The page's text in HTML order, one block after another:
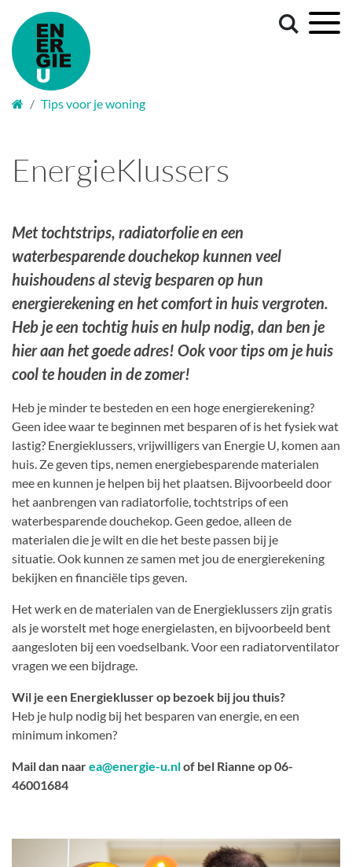
Welkom
Tips voor je woning
EnergieKlussers
Met tochtstrips, radiatorfolie en een
waterbesparende douchekop kunnen veel
huishoudens al stevig besparen op hun
energierekening en het comfort in huis vergroten.
Heb je een tochtig huis en hulp nodig, dan ben je
hier aan het goede adres! Ook voor tips om je huis
cool te houden in de zomer!
Heb je minder te besteden en een hoge energierekening?
Geen idee waar te beginnen met besparen of is het fysiek wat
lastig? Energieklussers, vrijwilligers van Energie U, komen aan
huis. Ze geven tips, nemen energiebesparende materialen
mee en kunnen je helpen bij het plaatsen. Bijvoorbeeld door
het aanbrengen van radiatorfolie, tochtstrips of een
waterbesparende douchekop. Geen gedoe, alleen de
materialen die je wilt en die het beste passen bij je
situatie. Ook kunnen ze samen met jou de energierekening
bekijken en financiële tips geven.
Het werk en de materialen van de Energieklussers zijn gratis
als je worstelt met hoge energielasten, en bijvoorbeeld bent
aangesloten bij een voedselbank. Voor een radiatorventilator
vragen we een bijdrage.
Wil je een Energieklusser op bezoek bij jou thuis?
Heb je hulp nodig bij het besparen van energie, en een
minimum inkomen?
Mail dan naarea@energie-u.nlof bel Rianne op 06-
46001684